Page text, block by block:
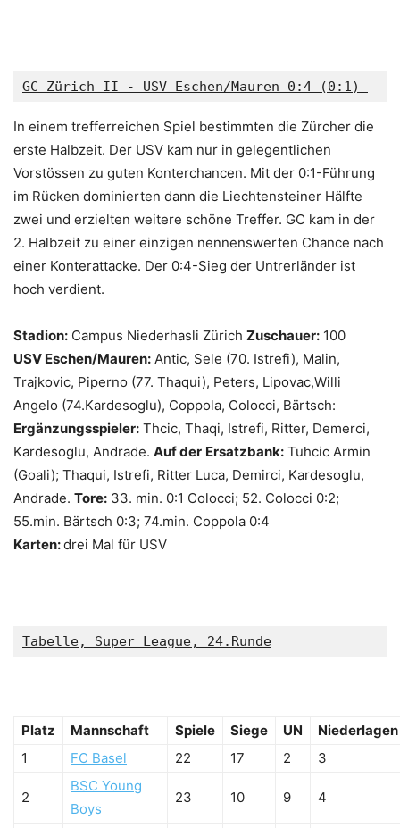
GC Zürich II - USV Eschen/Mauren 0:4 (0:1)
In einem trefferreichen Spiel bestimmten die Zürcher die
erste Halbzeit. Der USV kam nur in gelegentlichen
Vorstössen zu guten Konterchancen. Mit der 0:1-Führung
im Rücken dominierten dann die Liechtensteiner Hälfte
zwei und erzielten weitere schöne Treffer. GC kam in der
2. Halbzeit zu einer einzigen nennenswerten Chance nach
einer Konterattacke. Der 0:4-Sieg der Untrerländer ist
hoch verdient.
Stadion: Campus Niederhasli Zürich Zuschauer: 100
USV Eschen/Mauren: Antic, Sele (70. Istrefi), Malin,
Trajkovic, Piperno (77. Thaqui), Peters, Lipovac,Willi
Angelo (74.Kardesoglu), Coppola, Colocci, Bärtsch:
Ergänzungsspieler: Thcic, Thaqi, Istrefi, Ritter, Demerci,
Kardesoglu, Andrade. Auf der Ersatzbank: Tuhcic Armin
(Goali); Thaqui, Istrefi, Ritter Luca, Demirci, Kardesoglu,
Andrade. Tore: 33. min. 0:1 Colocci; 52. Colocci 0:2;
55.min. Bärtsch 0:3; 74.min. Coppola 0:4
Karten:drei Mal für USV
Tabelle, Super League, 24.Runde
Platz Mannschaft Spiele Siege UN
Niederlagen
1
FC Basel 22 17 2 3
2
BSC Young
Boys
23 10 9 4